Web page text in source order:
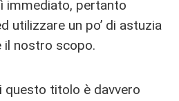
immediato, pertanto
utilizzare un po’ di astuzia
il nostro scopo.
questo titolo è davvero